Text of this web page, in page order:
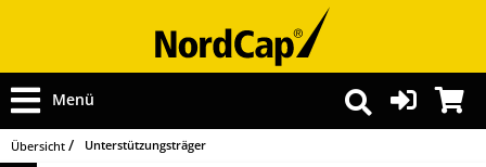
Menü
Übersicht Unterstützungsträger